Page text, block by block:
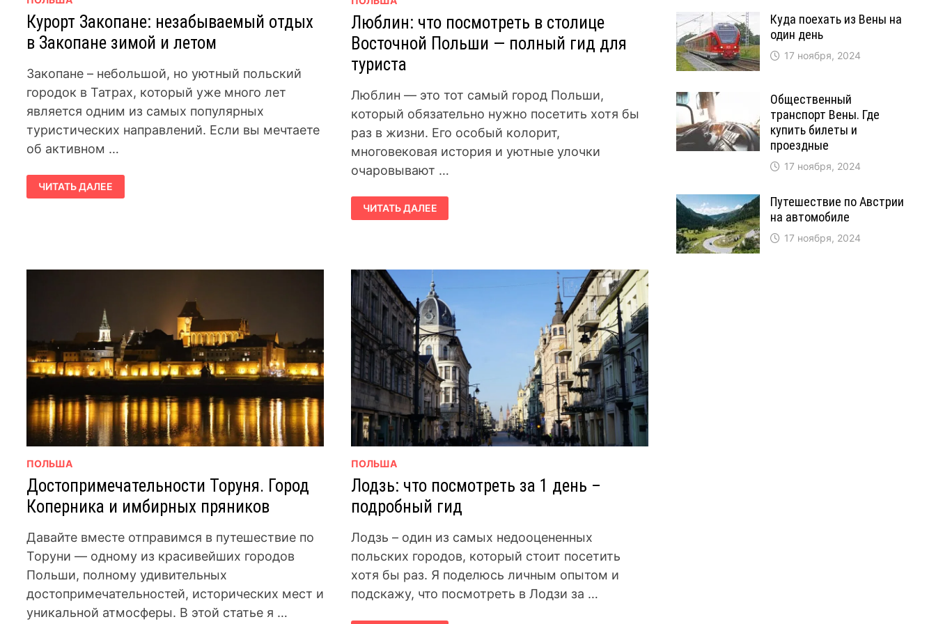
Курорт Закопане: незабываемый отдых
в Закопане зимой и летом
Закопане – небольшой, но уютный польский
городок в Татрах, который уже много лет
является одним из самых популярных
туристических направлений. Если вы мечтаете
об активном …
КУРОРТ
ЗАКОПАНЕ:
НЕЗАБЫВАЕМЫЙ
ЧИТАТЬ ДАЛЕЕ
Люблин: что посмотреть в столице
Восточной Польши — полный гид для
туриста
Люблин — это тот самый город Польши,
который обязательно нужно посетить хотя бы
раз в жизни. Его особый колорит,
многовековая история и уютные улочки
очаровывают …
ЛЮБЛИН:
ЧТО
ПОСМОТРЕТЬ
—
ПОЛНЫЙ
ГИД
ДЛЯ
ТУРИСТА
ЧИТАТЬ ДАЛЕЕ
ПОЛЬША
Достопримечательности Торуня. Город
Коперника и имбирных пряников
Давайте вместе отправимся в путешествие по
Торуни — одному из красивейших городов
Польши, полному удивительных
достопримечательностей, исторических мест и
уникальной атмосферы. В этой статье я …
ПОЛЬША
Лодзь: что посмотреть за 1 день –
подробный гид
Лодзь – один из самых недооцененных
польских городов, который стоит посетить
хотя бы раз. Я поделюсь личным опытом и
подскажу, что посмотреть в Лодзи за …
Куда поехать из Вены на
один день
17 ноября, 2024
Общественный
транспорт Вены. Где
купить билеты и
проездные
17 ноября, 2024
Путешествие по Австрии
на автомобиле
17 ноября, 2024